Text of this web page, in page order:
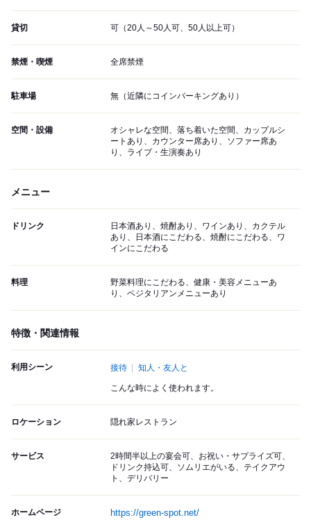
貸切 可（20人～50人可、50人以上可）
禁煙・喫煙 全席禁煙
駐車場 無（近隣にコインパーキングあり）
空間・設備
オシャレな空間、落ち着いた空間、カップルシ
ートあり、カウンター席あり、ソファー席あ
り、ライブ・生演奏あり
メニュー
ドリンク
日本酒あり、焼酎あり、ワインあり、カクテル
あり、日本酒にこだわる、焼酎にこだわる、ワ
インにこだわる
料理
野菜料理にこだわる、健康・美容メニューあ
り、ベジタリアンメニューあり
特徴・関連情報
利用シーン 接待 知人・友人と
こんな時によく使われます。
ロケーション 隠れ家レストラン
サービス
2時間半以上の宴会可、お祝い・サプライズ可、
ドリンク持込可、ソムリエがいる、テイクアウ
ト、デリバリー
ホームページ https://green-spot.net/